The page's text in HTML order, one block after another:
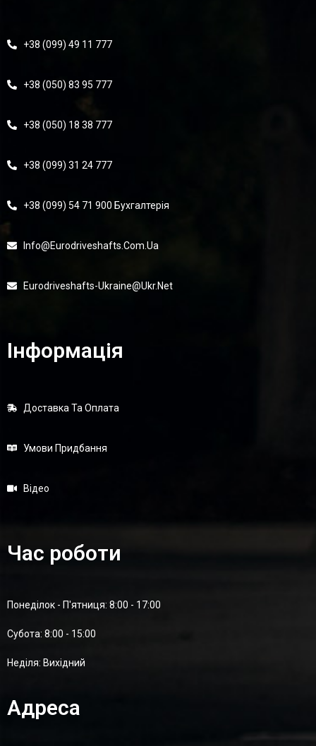
+38 (099) 49 11 777
+38 (050) 83 95 777
+38 (050) 18 38 777
+38 (099) 31 24 777
+38 (099) 54 71 900 Бухгалтерія
Info@eurodriveshafts.com.ua
Eurodriveshafts-Ukraine@ukr.net
Інформація
Доставка Та Оплата
Умови Придбання
Відео
Час роботи
Понеділок - П'ятниця: 8:00 - 17:00
Суботa: 8:00 - 15:00
Неділя: Вихідний
Адреса